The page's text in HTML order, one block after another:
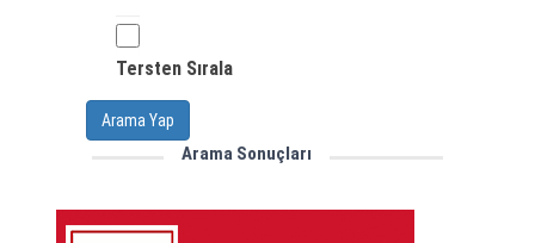
Tersten Sırala
Arama Yap
Arama Sonuçları